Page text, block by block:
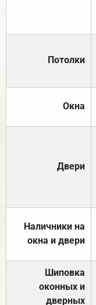
Потолки
Окна
Двери
Наличники на
окна и двери
Шиповка
оконных и
дверных